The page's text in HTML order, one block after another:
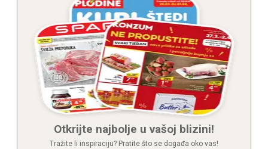
Otkrijte najbolje u vašoj blizini!
Tražite li inspiraciju? Pratite što se događa oko vas!